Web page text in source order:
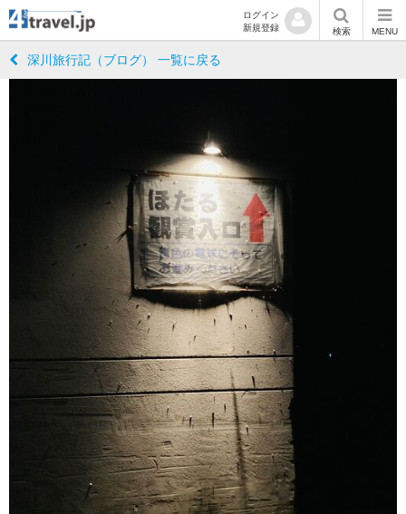
ログイン
新規登録
検索 MENU
深川旅行記（ブログ） 一覧に戻る